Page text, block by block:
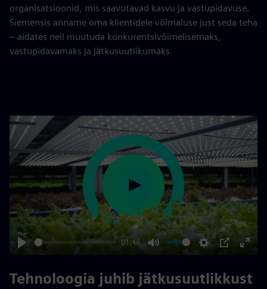
organisatsioonid, mis saavutavad kasvu ja vastupidavuse.
Siemensis anname oma klientidele võimaluse just seda teha
– aidates neil muutuda konkurentsivõimelisemaks,
vastupidavamaks ja jätkusuutlikumaks.
01:46
Tehnoloogia juhib jätkusuutlikkust